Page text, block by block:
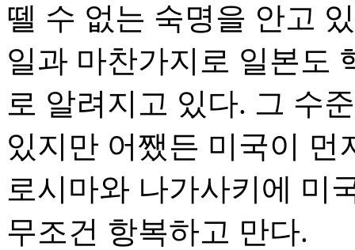
뗄 수 없는 숙명을 안고
일과 마찬가지로 일본도
로 알려지고 있다. 그 수
있지만 어쨌든 미국이 먼
로시마와 나가사키에 미
무조건 항복하고 만다.